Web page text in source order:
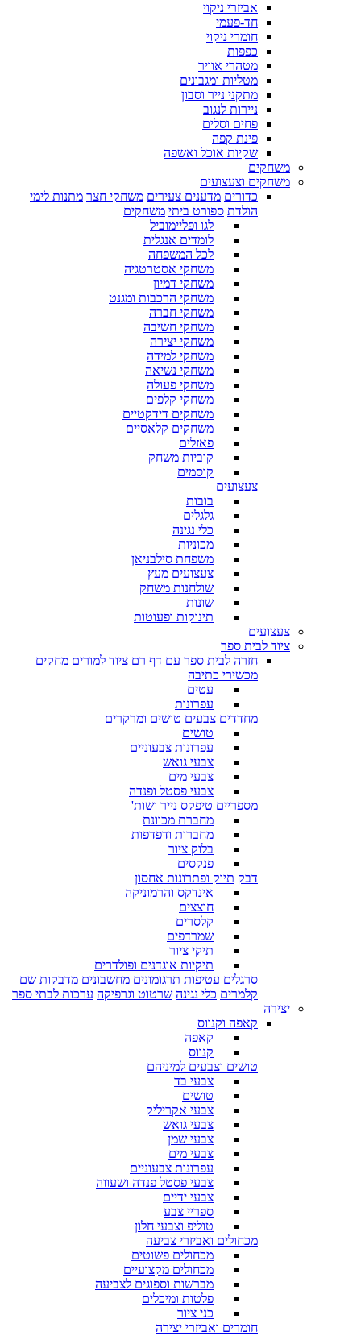
אביזרי ניקוי
חד-פעמי
חומרי ניקוי
כפפות
מטהרי אוויר
מטליות ומגבונים
מתקני נייר וסבון
ניירות לנגוב
פחים וסלים
פינת קפה
שקיות אוכל ואשפה
משחקים
משחקים וצעצועים
כדורים מדענים צעירים משחקי חצר מתנות לימי
הולדת ספורט ביתי משחקים
לגו ופליימוביל
לומדים אנגלית
לכל המשפחה
משחקי אסטרטגיה
משחקי דמיון
משחקי הרכבות ומגנט
משחקי חברה
משחקי חשיבה
משחקי יצירה
משחקי למידה
משחקי נשיאה
משחקי פעולה
משחקי קלפים
משחקים דידקטיים
משחקים קלאסיים
פאזלים
קוביות משחק
קוסמים
צעצועים
בובות
גלגלים
כלי נגינה
מכוניות
משפחת סילבניאן
צעצועים מעץ
שולחנות משחק
שונות
תינוקות ופעוטות
צעצועים
ציוד לבית ספר
חזרה לבית ספר עם דף רם ציוד למורים מחקים
מכשירי כתיבה
עטים
עפרונות
מחדדים צבעים טושים ומרקרים
טושים
עפרונות צבעוניים
צבעי גואש
צבעי מים
צבעי פסטל ופנדה
מספריים טיפקס נייר ושות'
מחברת מכוונת
מחברות ודפדפות
בלוק ציור
פנקסים
דבק תיוק ופתרונות אחסון
אינדקס והרמוניקה
חוצצים
קלסרים
שמרדפים
תיקי ציור
תיקיות אוגדנים ופולדרים
סרגלים עטיפות תרגומונים מחשבונים מדבקות שם
קלמרים כלי נגינה שרטוט וגרפיקה ערכות לבתי ספר
יצירה
קאפה וקנווס
קאפה
קנווס
טושים וצבעים למיניהם
צבעי בד
טושים
צבעי אקריליק
צבעי גואש
צבעי שמן
צבעי מים
עפרונות צבעוניים
צבעי פסטל פנדה ושעווה
צבעי ידיים
ספריי צבע
טוליפ וצבעי חלון
מכחולים ואביזרי צביעה
מכחולים פשוטים
מכחולים מקצועיים
מברשות וספוגים לצביעה
פלטות ומיכלים
כני ציור
חומרים ואביזרי יצירה